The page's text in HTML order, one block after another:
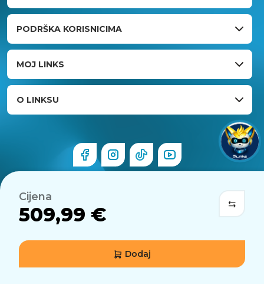
Cijena
509,99 €
Dodaj
PODRŠKA KORISNICIMA
MOJ LINKS
O LINKSU
© 2026 Links.hr . Sva prava pridržana.